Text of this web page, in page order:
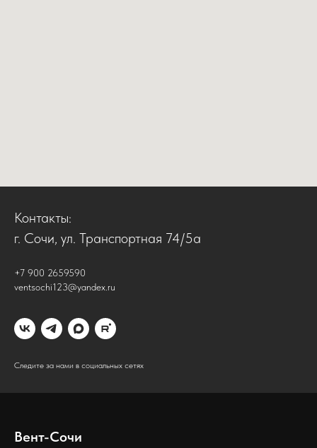
Контакты:
г. Сочи, ул. Транспортная 74/5а
+7 900 2659590
ventsochi123@yandex.ru
Следите за нами в социальных сетях
Вент-Сочи